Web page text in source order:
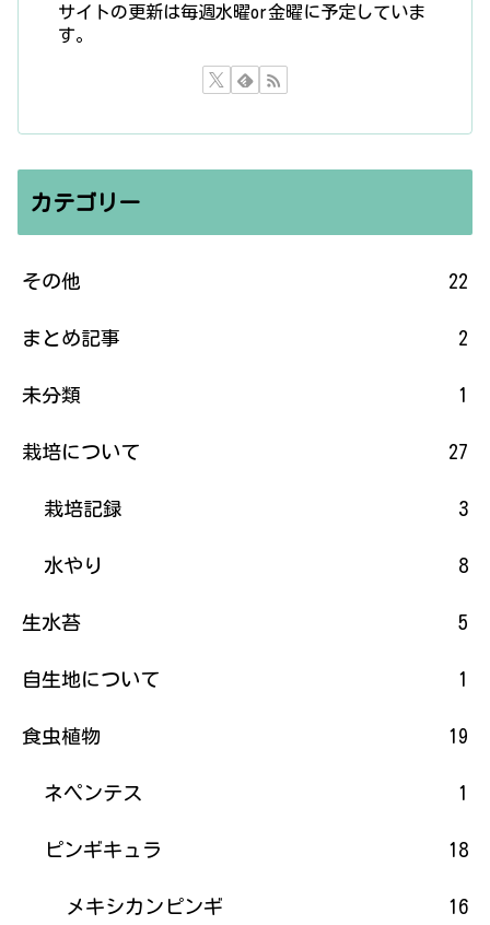
サイトの更新は毎週水曜or金曜に予定していま
す。
カテゴリー
その他 22
まとめ記事 2
未分類 1
栽培について 27
栽培記録 3
水やり 8
生水苔 5
自生地について 1
食虫植物 19
ネペンテス 1
ピンギキュラ 18
メキシカンピンギ 16